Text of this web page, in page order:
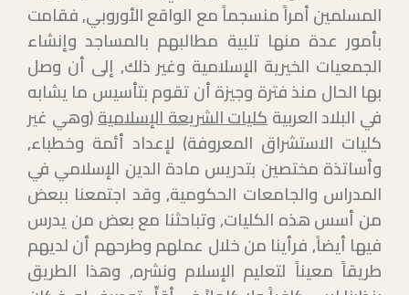
المسلمين أمراً منسجماً مع الواقع الأوروبي, فقامت
بأمور عدة منها تلبية مطالبهم بالمساجد وإنشاء
الجمعيات الخيرية الإسلامية وغير ذلك, إلى أن وصل
بها الحال منذ فترة وجيزة أن تقوم بتأسيس ما يشابه
في البلاد العربيةكليات الشريعة الإسلامية(وهي غير
كليات الاستشراق المعروفة) لإعداد أئمة وخطباء,
وأساتذة مختصين بتدريس مادة الدين الإسلامي في
المدراس والجامعات الحكومية, وقد اجتمعنا ببعض
من أسس هذه الكليات, وتباحثنا مع بعض من يدرس
فيها أيضاً, فرأينا من خلال عملهم وطرحهم أن لديهم
طريقاً معيناً لتعليم الإسلام ونشره, وهذا الطريق